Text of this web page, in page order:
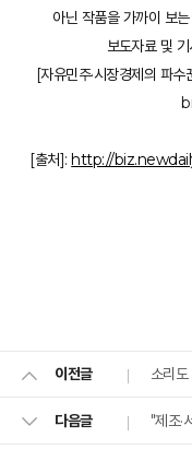
아닌 작품을 가까이 보
보도자료 및
[자유민주·시장경제의 파
[출처]:http://
이전글
"제조·
다음글